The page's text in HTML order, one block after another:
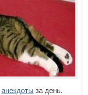
анекдоты за день.